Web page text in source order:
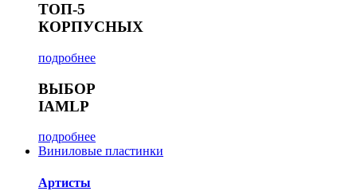
ТОП-5
КОРПУСНЫХ
подробнее
ВЫБОР
IAMLP
подробнее
Виниловые пластинки
Артисты